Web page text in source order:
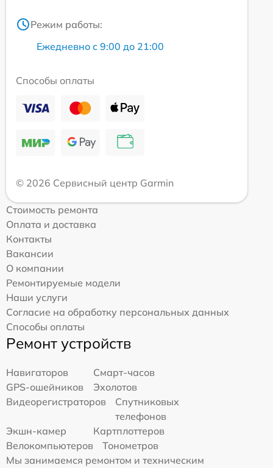
Режим работы:
Ежедневно с 9:00 до 21:00
Способы оплаты
© 2026 Сервисный центр Garmin
Стоимость ремонта
Оплата и доставка
Контакты
Вакансии
О компании
Ремонтируемые модели
Наши услуги
Согласие на обработку персональных данных
Способы оплаты
Ремонт устройств
Навигаторов
Смарт-часов
GPS-ошейников
Эхолотов
Видеорегистраторов
Спутниковых
телефонов
Экшн-камер
Картплоттеров
Велокомпьютеров
Тонометров
Мы занимаемся ремонтом и техническим